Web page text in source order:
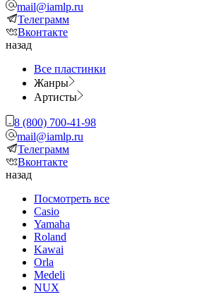
mail@iamlp.ru
Телеграмм
Вконтакте
назад
Все пластинки
Жанры
Артисты
8 (800) 700-41-98
mail@iamlp.ru
Телеграмм
Вконтакте
назад
Посмотреть все
Casio
Yamaha
Roland
Kawai
Orla
Medeli
NUX